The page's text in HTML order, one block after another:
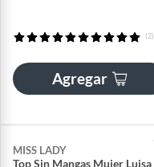
(2)
Agregar
MISS LADY
Top Sin Mangas Mujer Luisa